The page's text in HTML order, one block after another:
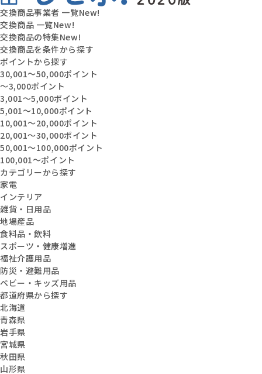
交換商品事業者 一覧New!
交換商品 一覧New!
交換商品の特集New!
交換商品を条件から探す
ポイントから探す
30,001〜50,000ポイント
〜3,000ポイント
3,001〜5,000ポイント
5,001〜10,000ポイント
10,001〜20,000ポイント
20,001〜30,000ポイント
50,001〜100,000ポイント
100,001〜ポイント
カテゴリーから探す
家電
インテリア
雑貨・日用品
地場産品
食料品・飲料
スポーツ・健康増進
福祉介護用品
防災・避難用品
ベビー・キッズ用品
都道府県から探す
北海道
青森県
岩手県
宮城県
秋田県
山形県